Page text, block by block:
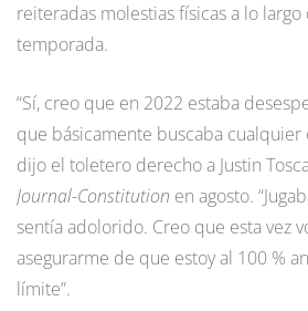
reiteradas molestias físicas a lo
temporada.
“Sí, creo que en 2022 estaba
que básicamente buscaba cualquier
dijo el toletero derecho a Justin
Journal-Constitution en agosto.
sentía adolorido. Creo que esta vez
asegurarme de que estoy al 100 %
límite”.